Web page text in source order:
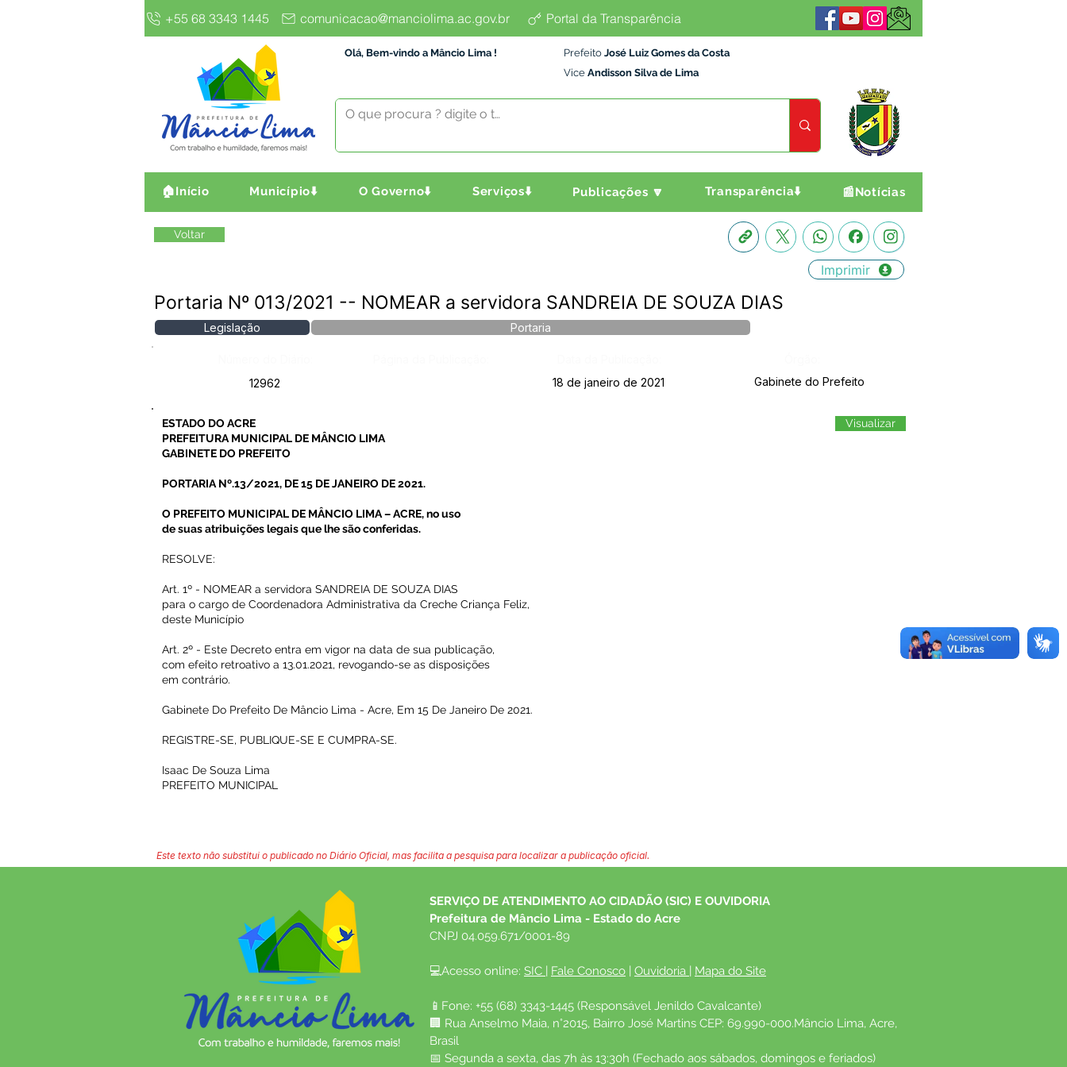
+55 68 3343 1445 comunicacao@manciolima.ac.gov.br Portal da Transparência
Olá, Bem-vindo a Mâncio Lima ! Prefeito José Luiz Gomes da Costa
Vice Andisson Silva de Lima
🏠Início Município⬇️ O Governo⬇️ Serviços⬇️ Publicações 🔽 Transparência⬇️ 📰Notícias
Voltar
Imprimir
Portaria Nº 013/2021 -- NOMEAR a servidora SANDREIA DE SOUZA DIAS
Legislação Portaria
12962
18 de janeiro de 2021 Gabinete do Prefeito
ESTADO DO ACRE
PREFEITURA MUNICIPAL DE MÂNCIO LIMA
GABINETE DO PREFEITO
PORTARIA Nº.13/2021, DE 15 DE JANEIRO DE 2021.
O PREFEITO MUNICIPAL DE MÂNCIO LIMA – ACRE, no uso
de suas atribuições legais que lhe são conferidas.
RESOLVE:
Art. 1º - NOMEAR a servidora SANDREIA DE SOUZA DIAS
para o cargo de Coordenadora Administrativa da Creche Criança Feliz,
deste Município
Art. 2º - Este Decreto entra em vigor na data de sua publicação,
com efeito retroativo a 13.01.2021, revogando-se as disposições
em contrário.
Gabinete Do Prefeito De Mâncio Lima - Acre, Em 15 De Janeiro De 2021.
REGISTRE-SE, PUBLIQUE-SE E CUMPRA-SE.
Isaac De Souza Lima
PREFEITO MUNICIPAL
Visualizar
Este texto não substitui o publicado no Diário Oficial, mas facilita a pesquisa para localizar a publicação oficial.
SERVIÇO DE ATENDIMENTO AO CIDADÃO (SIC) E OUVIDORIA
Prefeitura de Mâncio Lima - Estado do Acre
CNPJ 04.059.671/0001-89
💻Acesso online: SIC | Fale Conosco | Ouvidoria | Mapa do Site
📱Fone: +55 (68) 3343-1445 (Responsável Jenildo Cavalcante)
🏢 Rua Anselmo Maia, n°2015, Bairro José Martins CEP: 69.990-000.Mâncio Lima, Acre,
Brasil
📅 Segunda a sexta, das 7h às 13:30h (Fechado aos sábados, domingos e feriados)